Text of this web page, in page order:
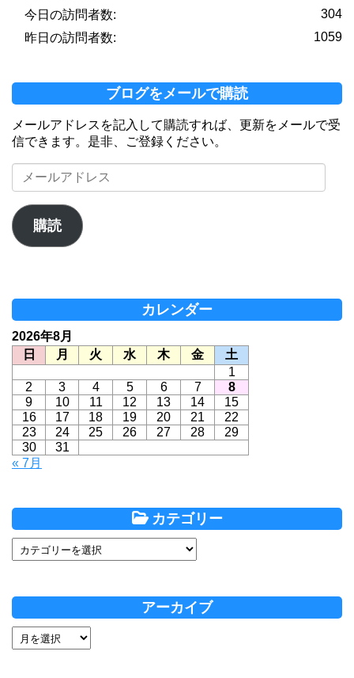
304
今日の訪問者数:
1059
昨日の訪問者数:
ブログをメールで購読
メールアドレスを記入して購読すれば、更新をメールで受
信できます。是非、ご登録ください。
メ
ー
ア
ド
購読
カレンダー
2026年8月
日
月 火 水 木 金
土
1
2
3 4 5 6 7
8
9
10 11 12 13 14
15
16
17 18 19 20 21
22
23
24 25 26 27 28
29
30
31
« 7月
カテゴリー
アーカイブ